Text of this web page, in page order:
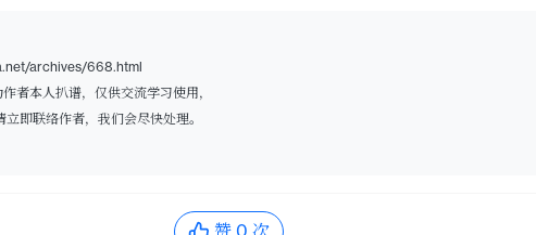
archives/668.html
者本人扒谱，仅供交流学习使用，
即联络作者，我们会尽快处理。
赞 0 次